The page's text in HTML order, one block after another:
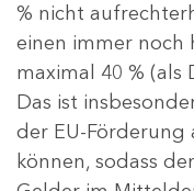
% nicht
einen immer noch
maximal 40 % (als
Das ist
der EU-Förderung
können, sodass